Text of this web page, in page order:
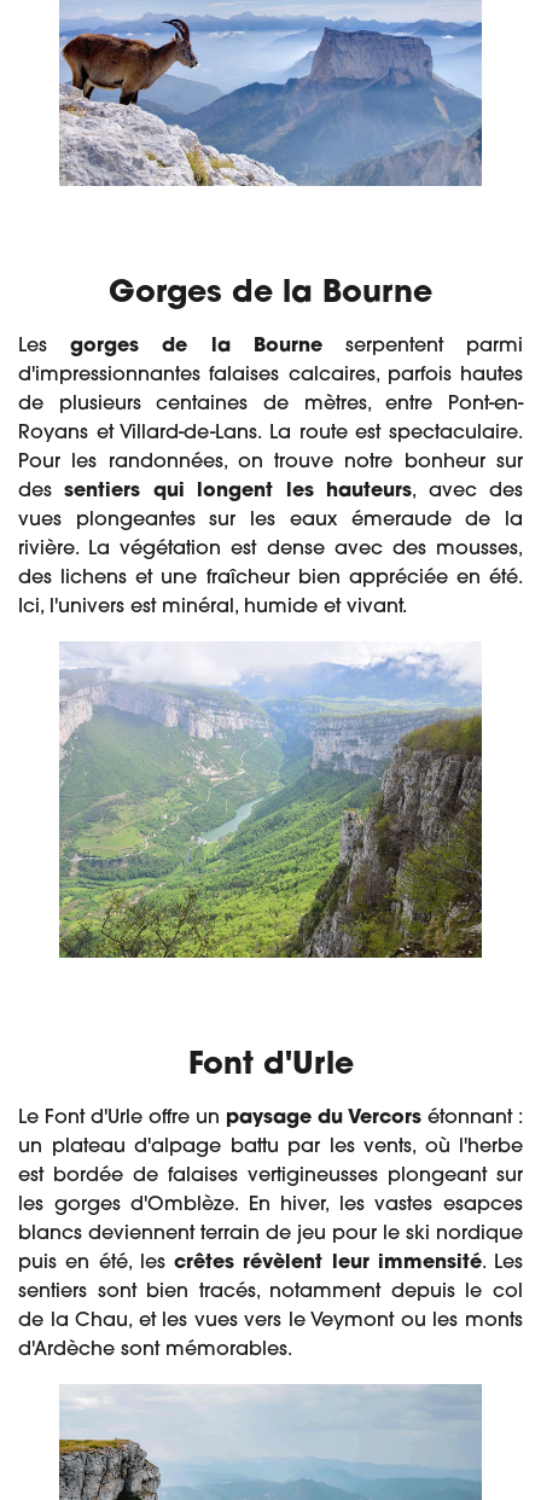
Gorges de la Bourne
Lesgorges de la Bourneserpentent parmi
d'impressionnantes falaises calcaires, parfois hautes
de plusieurs centaines de mètres, entre Pont-en-
Royans et Villard-de-Lans. La route est spectaculaire.
Pour les randonnées, on trouve notre bonheur sur
dessentiers qui longent les hauteurs, avec des
vues plongeantes sur les eaux émeraude de la
rivière. La végétation est dense avec des mousses,
des lichens et une fraîcheur bien appréciée en été.
Ici, l'univers est minéral, humide et vivant.
Font d'Urle
Le Font d'Urle offre un paysage du Vercors étonnant :
un plateau d'alpage battu par les vents, où l'herbe
est bordée de falaises vertigineusses plongeant sur
les gorges d'Omblèze. En hiver, les vastes esapces
blancs deviennent terrain de jeu pour le ski nordique
puis en été, les crêtes révèlent leur immensité. Les
sentiers sont bien tracés, notamment depuis le col
de la Chau, et les vues vers le Veymont ou les monts
d'Ardèche sont mémorables.